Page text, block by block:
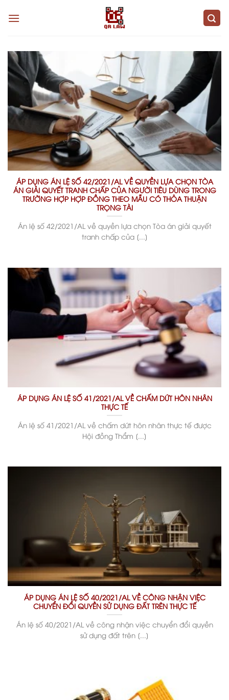
ÁP DỤNG ÁN LỆ SỐ 42/2021/AL VỀ QUYỀN LỰA CHỌN TÒA
ÁN GIẢI QUYẾT TRANH CHẤP CỦA NGƯỜI TIÊU DÙNG TRONG
TRƯỜNG HỢP HỢP ĐỒNG THEO MẪU CÓ THỎA THUẬN
TRỌNG TÀI
Án lệ số 42/2021/AL về quyền lựa chọn Tòa án giải quyết
tranh chấp của [...]
ÁP DỤNG ÁN LỆ SỐ 41/2021/AL VỀ CHẤM DỨT HÔN NHÂN
THỰC TẾ
Án lệ số 41/2021/AL về chấm dứt hôn nhân thực tế được
Hội đồng Thẩm [...]
ÁP DỤNG ÁN LỆ SỐ 40/2021/AL VỀ CÔNG NHẬN VIỆC
CHUYỂN ĐỔI QUYỀN SỬ DỤNG ĐẤT TRÊN THỰC TẾ
Án lệ số 40/2021/AL về công nhận việc chuyển đổi quyền
sử dụng đất trên [...]